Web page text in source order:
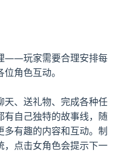
——玩家需要合理安排每
角色互动。
天、送礼物、完成各种任
有自己独特的故事线，随
有趣的内容和互动。制
，点击女角色会提示下一